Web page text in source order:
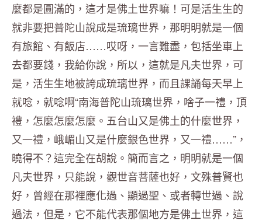
麼都是圓滿的，這才是佛土世界嘛！可是活生生的
就非要把普陀山說成是琉璃世界，那明明就是一個
有旅館、有飯店……哎呀，一言難盡，包括坐車上
去都要錢，我給你說，所以，這就是凡夫世界，可
是，活生生地被誇成琉璃世界，而且課誦每天早上
就唸，就唸啊“南海普陀山琉璃世界，啥子一禮，頂
禮，怎麼怎麼怎麼。五台山又是佛土的什麼世界，
又一禮，峨嵋山又是什麼銀色世界，又一禮……”，
曉得不？這完全在胡說。簡而言之，明明就是一個
凡夫世界，只能說，觀世音菩薩也好，文殊普賢也
好，曾經在那裡應化過、顯過聖、或者轉世過、說
過法，但是，它不能代表那個地方是佛土世界，這